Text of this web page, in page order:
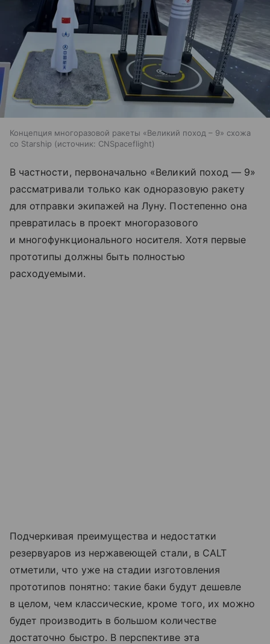
Концепция многоразовой ракеты «Великий поход – 9» схожа
со Starship
источник: CNSpaceflight
В частности, первоначально «Великий поход — 9»
рассматривали только как одноразовую ракету
для отправки экипажей на Луну. Постепенно она
превратилась в проект многоразового
и многофункционального носителя. Хотя первые
прототипы должны быть полностью
расходуемыми.
Подчеркивая преимущества и недостатки
резервуаров из нержавеющей стали, в CALT
отметили, что уже на стадии изготовления
прототипов понятно: такие баки будут дешевле
в целом, чем классические, кроме того, их можно
будет производить в большом количестве
достаточно быстро. В перспективе эта